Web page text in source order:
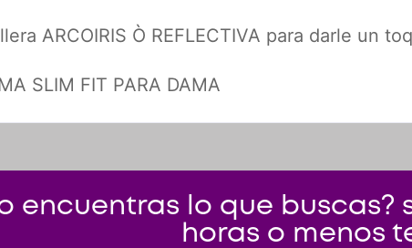
ARCOIRIS Ò REFLECTIVA para darle un
SLIM FIT PARA DAMA
encuentras lo que
horas o menos